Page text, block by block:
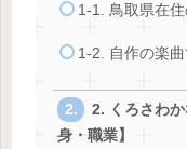
1-1. 鳥取県在
1-2. 自作の楽
2. くろさわ
身・職業】